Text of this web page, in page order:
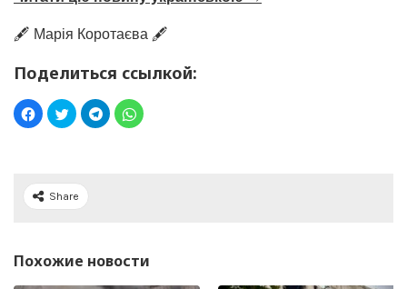
🖋️ Марія Коротаєва 🖋️
Поделиться ссылкой:
Share
Похожие новости